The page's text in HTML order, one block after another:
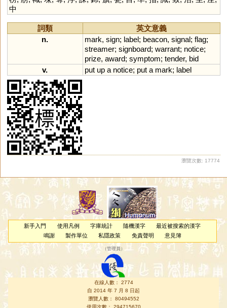
中
詞類
英文意義
n.
mark, sign; label; beacon, signal; flag;
streamer; signboard; warrant; notice;
prize, award; symptom; tender, bid
v.
put up a notice; put a mark; label
瀏覽次數: 17774
新手入門 使用凡例 字庫統計 隨機漢字
最近被搜索的漢字
鳴謝
製作單位 私隱政策 免責聲明 意見簿
（管理員 ）
在線人數： 2774
自 2014 年 7 月 8 日起
瀏覽人數： 80494552